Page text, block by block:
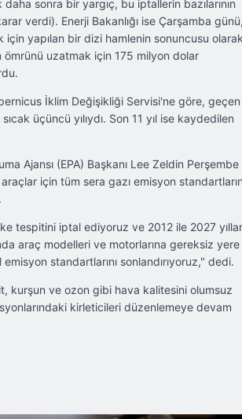
sonra bir yargıç, bu iptallerin bazılarının
verdi). Enerji Bakanlığı ise Çarşamba
için yapılan bir dizi hamlenin sonuncusu
ömrünü uzatmak için 175 milyon dolar
İklim Değişikliği Servisi'ne göre, geçen
üçüncü yılıydı. Son 11 yıl ise kaydedilen
Ajansı (EPA) Başkanı Lee Zeldin Perşembe
için tüm sera gazı emisyon
tespitini iptal ediyoruz ve 2012 ile 2027
araç modelleri ve motorlarına gereksiz yere
standartlarını sonlandırıyoruz," dedi.
kurşun ve ozon gibi hava kalitesini olumsuz
kirleticileri düzenlemeye devam